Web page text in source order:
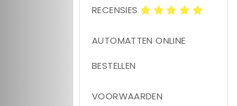
RECENSIES
AUTOMATTEN ONLINE
BESTELLEN
VOORWAARDEN